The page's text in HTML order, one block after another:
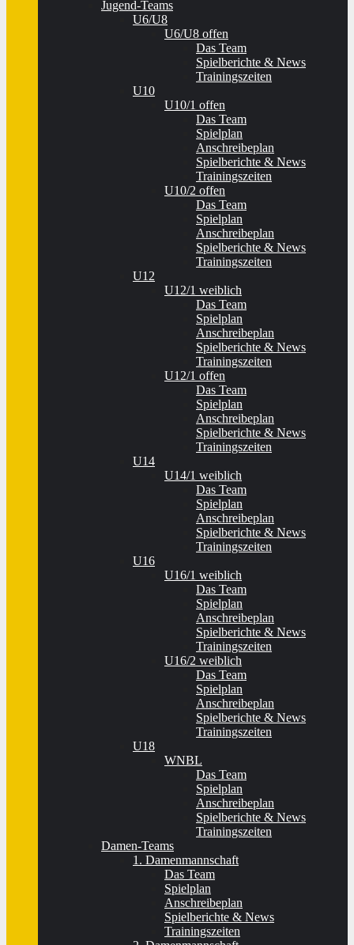
Jugend-Teams
U6/U8
U6/U8 offen
Das Team
Spielberichte & News
Trainingszeiten
U10
U10/1 offen
Das Team
Spielplan
Anschreibeplan
Spielberichte & News
Trainingszeiten
U10/2 offen
Das Team
Spielplan
Anschreibeplan
Spielberichte & News
Trainingszeiten
U12
U12/1 weiblich
Das Team
Spielplan
Anschreibeplan
Spielberichte & News
Trainingszeiten
U12/1 offen
Das Team
Spielplan
Anschreibeplan
Spielberichte & News
Trainingszeiten
U14
U14/1 weiblich
Das Team
Spielplan
Anschreibeplan
Spielberichte & News
Trainingszeiten
U16
U16/1 weiblich
Das Team
Spielplan
Anschreibeplan
Spielberichte & News
Trainingszeiten
U16/2 weiblich
Das Team
Spielplan
Anschreibeplan
Spielberichte & News
Trainingszeiten
U18
WNBL
Das Team
Spielplan
Anschreibeplan
Spielberichte & News
Trainingszeiten
Damen-Teams
1. Damenmannschaft
Das Team
Spielplan
Anschreibeplan
Spielberichte & News
Trainingszeiten